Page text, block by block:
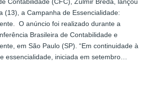
(13), a Campanha de Essencialidade:
O anúncio foi realizado durante a
Brasileira de Contabilidade e
em São Paulo (SP). “Em continuidade à
essencialidade, iniciada em setembro…